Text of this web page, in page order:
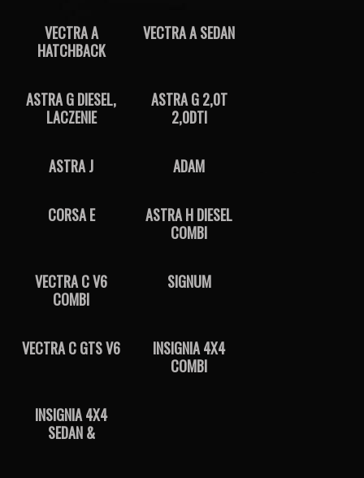
VECTRA A
HATCHBACK
VECTRA A SEDAN
ASTRA G DIESEL,
LACZENIE
ASTRA G 2,0T
2,0DTI
ASTRA J ADAM
CORSA E
ASTRA H DIESEL
COMBI
VECTRA C V6
COMBI
SIGNUM
VECTRA C GTS V6
INSIGNIA 4X4
COMBI
INSIGNIA 4X4
SEDAN &